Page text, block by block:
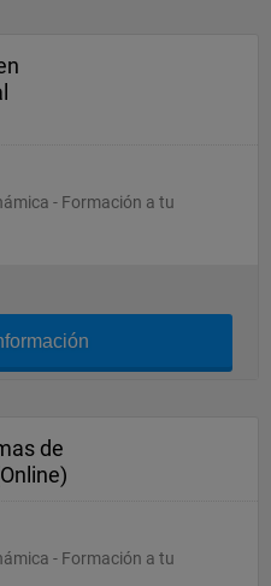
- Formación a tu
de
- Formación a tu